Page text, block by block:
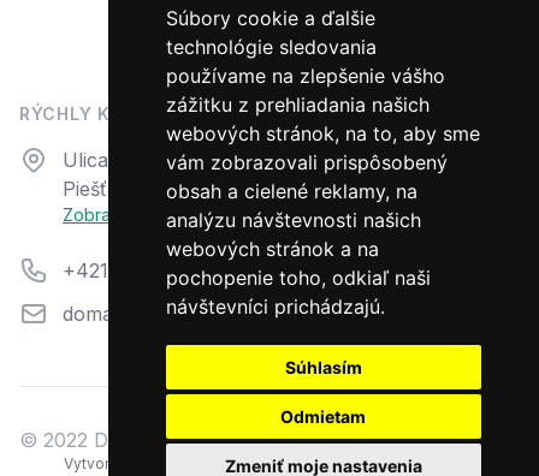
Súbory cookie a ďalšie
technológie sledovania
používame na zlepšenie vášho
zážitku z prehliadania našich
webových stránok, na to, aby sme
vám zobrazovali prispôsobený
obsah a cielené reklamy, na
analýzu návštevnosti našich
webových stránok a na
pochopenie toho, odkiaľ naši
návštevníci prichádzajú.
Súhlasím
Odmietam
Zmeniť moje nastavenia
Formulár na odstúpenie od zmluvy
Odstúpiť od zmluvy tu
RÝCHLY KONTAKT
AdresaUlica N. Teslu 23
Piešťany, 92101
Zobraziť na mape
Telefón+421 33 7944 711
Emaildomazahrada@aquacentrum.sk
© 2022 Dom a záhrada
Vytvorené na technológii BarIS .NET(c) KASO